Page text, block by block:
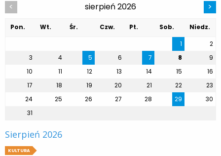
< sierpień 2026 >
Pon. Wt. Śr. Czw. Pt. Sob.
Niedz.
1
2
3
4 5 6 7 8
9
10
11 12 13 14 15
16
17
18 19 20 21 22
23
24
25 26 27 28 29
30
31
Sierpień 2026
KULTURA